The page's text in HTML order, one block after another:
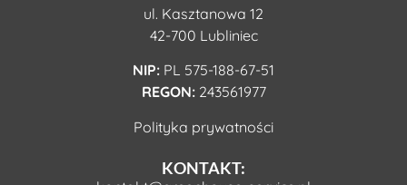
ul. Kasztanowa 12
42-700 Lubliniec
NIP: PL 575-188-67-51
REGON:243561977
Polityka prywatności
KONTAKT: